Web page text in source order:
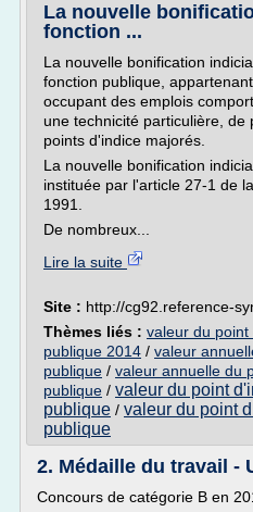
La nouvelle
fonction ...
La nouvelle bonification
fonction publique,
occupant des emplois
une technicité particulière, de
points d'indice majorés.
La nouvelle bonification
instituée par l'article 27-1 de
1991.
De nombreux...
Lire la suite
Site : http://cg92.reference-
Thèmes liés : valeur du point
publique 2014 / valeur
publique / valeur annuelle du
publique / valeur du point
publique / valeur du point
publique
2. Médaille du travail -
Concours de catégorie B en